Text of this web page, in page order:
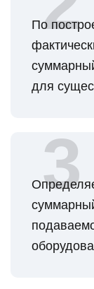
По
для